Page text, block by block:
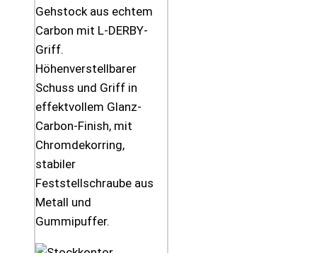
Gehstock aus echtem
Carbon mit L-DERBY-
Griff.
Höhenverstellbarer
Schuss und Griff in
effektvollem Glanz-
Carbon-Finish, mit
Chromdekorring,
stabiler
Feststellschraube aus
Metall und
Gummipuffer.